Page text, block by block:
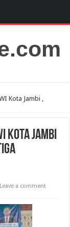
Kota Jambi ,
Kota Jambi
Leave a comment